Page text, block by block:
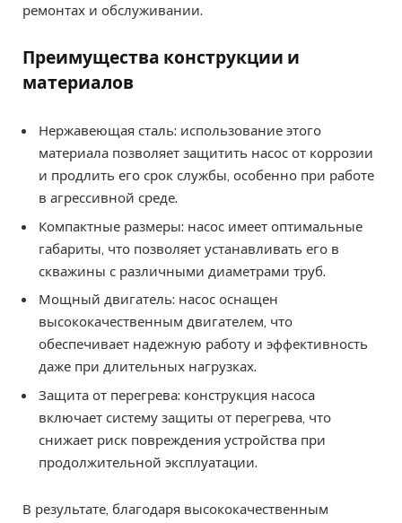
ремонтах и обслуживании.
Преимущества конструкции и
материалов
Нержавеющая сталь: использование этого
материала позволяет защитить насос от коррозии
и продлить его срок службы, особенно при работе
в агрессивной среде.
Компактные размеры: насос имеет оптимальные
габариты, что позволяет устанавливать его в
скважины с различными диаметрами труб.
Мощный двигатель: насос оснащен
высококачественным двигателем, что
обеспечивает надежную работу и эффективность
даже при длительных нагрузках.
Защита от перегрева: конструкция насоса
включает систему защиты от перегрева, что
снижает риск повреждения устройства при
продолжительной эксплуатации.
В результате, благодаря высококачественным